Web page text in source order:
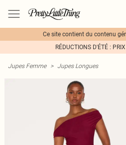
Ce site contient du contenu
RÉDUCTIONS D'ÉTÉ :
Jupes Femme > Jupes Longues